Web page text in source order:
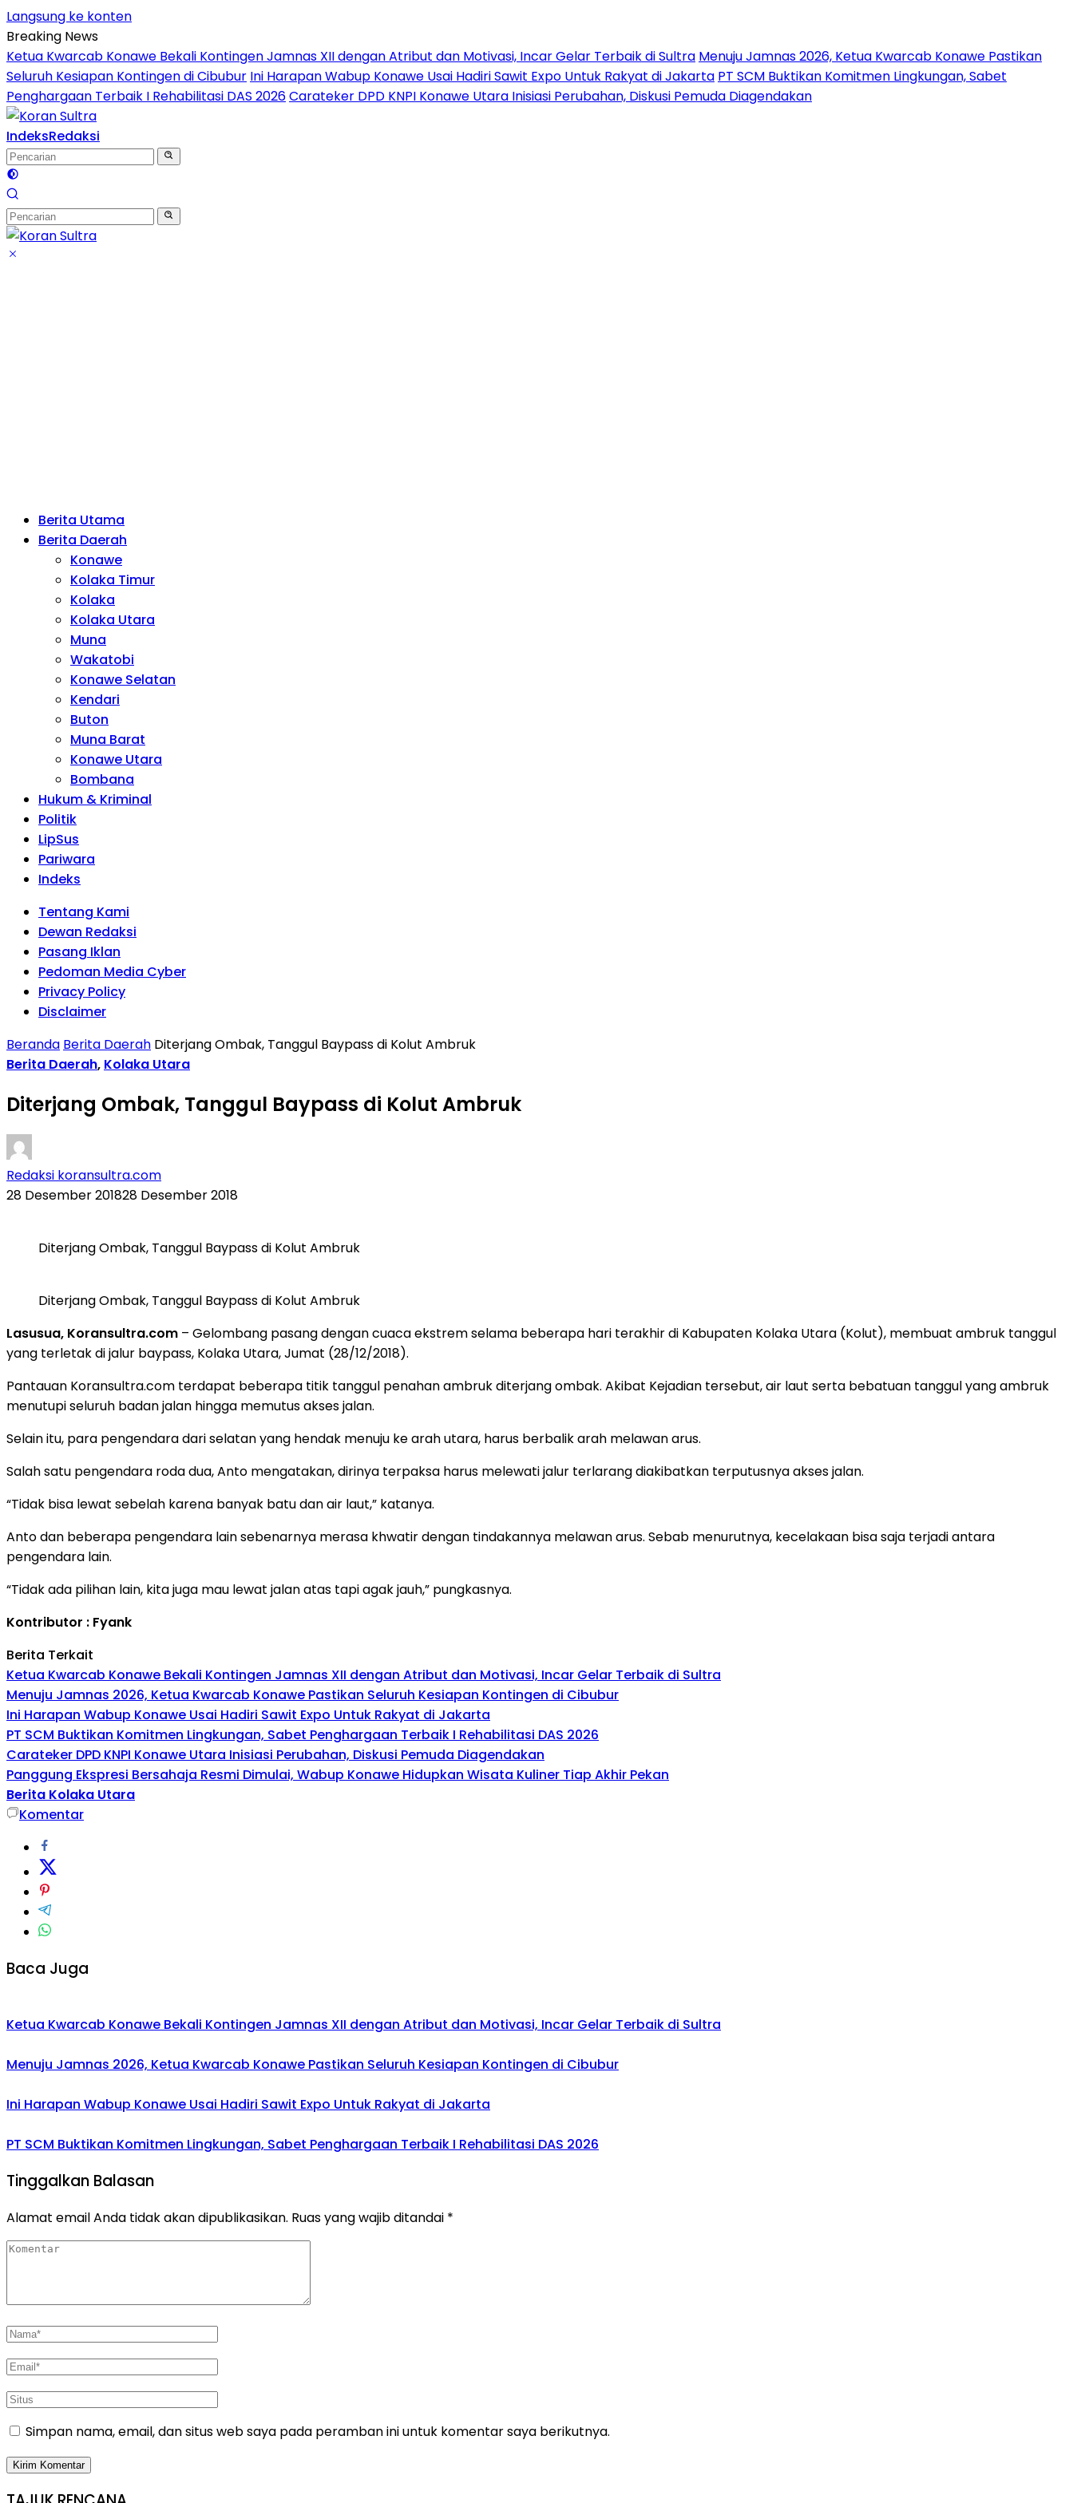
Langsung ke konten
Breaking News
Ketua Kwarcab Konawe Bekali Kontingen Jamnas XII dengan Atribut dan Motivasi, Incar Gelar Terbaik di Sultra Menuju Jamnas 2026, Ketua Kwarcab Konawe Pastikan
Seluruh Kesiapan Kontingen di Cibubur Ini Harapan Wabup Konawe Usai Hadiri Sawit Expo Untuk Rakyat di Jakarta PT SCM Buktikan Komitmen Lingkungan, Sabet
Penghargaan Terbaik I Rehabilitasi DAS 2026Carateker DPD KNPI Konawe Utara Inisiasi Perubahan, Diskusi Pemuda Diagendakan
IndeksRedaksi
Berita Utama
Berita Daerah
Konawe
Kolaka Timur
Kolaka
Kolaka Utara
Muna
Wakatobi
Konawe Selatan
Kendari
Buton
Muna Barat
Konawe Utara
Bombana
Hukum & Kriminal
Politik
LipSus
Pariwara
Indeks
Tentang Kami
Dewan Redaksi
Pasang Iklan
Pedoman Media Cyber
Privacy Policy
Disclaimer
Beranda Berita Daerah Diterjang Ombak, Tanggul Baypass di Kolut Ambruk
Berita Daerah, Kolaka Utara
Diterjang Ombak, Tanggul Baypass di Kolut Ambruk
Redaksi koransultra.com
28 Desember 201828 Desember 2018
Diterjang Ombak, Tanggul Baypass di Kolut Ambruk
Diterjang Ombak, Tanggul Baypass di Kolut Ambruk
Lasusua, Koransultra.com – Gelombang pasang dengan cuaca ekstrem selama beberapa hari terakhir di Kabupaten Kolaka Utara (Kolut), membuat ambruk tanggul
yang terletak di jalur baypass, Kolaka Utara, Jumat (28/12/2018).
Pantauan Koransultra.com terdapat beberapa titik tanggul penahan ambruk diterjang ombak. Akibat Kejadian tersebut, air laut serta bebatuan tanggul yang ambruk
menutupi seluruh badan jalan hingga memutus akses jalan.
Selain itu, para pengendara dari selatan yang hendak menuju ke arah utara, harus berbalik arah melawan arus.
Salah satu pengendara roda dua, Anto mengatakan, dirinya terpaksa harus melewati jalur terlarang diakibatkan terputusnya akses jalan.
“Tidak bisa lewat sebelah karena banyak batu dan air laut,” katanya.
Anto dan beberapa pengendara lain sebenarnya merasa khwatir dengan tindakannya melawan arus. Sebab menurutnya, kecelakaan bisa saja terjadi antara
pengendara lain.
“Tidak ada pilihan lain, kita juga mau lewat jalan atas tapi agak jauh,” pungkasnya.
Kontributor : Fyank
Berita Terkait
Ketua Kwarcab Konawe Bekali Kontingen Jamnas XII dengan Atribut dan Motivasi, Incar Gelar Terbaik di Sultra
Menuju Jamnas 2026, Ketua Kwarcab Konawe Pastikan Seluruh Kesiapan Kontingen di Cibubur
Ini Harapan Wabup Konawe Usai Hadiri Sawit Expo Untuk Rakyat di Jakarta
PT SCM Buktikan Komitmen Lingkungan, Sabet Penghargaan Terbaik I Rehabilitasi DAS 2026
Carateker DPD KNPI Konawe Utara Inisiasi Perubahan, Diskusi Pemuda Diagendakan
Panggung Ekspresi Bersahaja Resmi Dimulai, Wabup Konawe Hidupkan Wisata Kuliner Tiap Akhir Pekan
Berita Kolaka Utara
Komentar
Baca Juga
Ketua Kwarcab Konawe Bekali Kontingen Jamnas XII dengan Atribut dan Motivasi, Incar Gelar Terbaik di Sultra
Menuju Jamnas 2026, Ketua Kwarcab Konawe Pastikan Seluruh Kesiapan Kontingen di Cibubur
Ini Harapan Wabup Konawe Usai Hadiri Sawit Expo Untuk Rakyat di Jakarta
PT SCM Buktikan Komitmen Lingkungan, Sabet Penghargaan Terbaik I Rehabilitasi DAS 2026
Tinggalkan Balasan
Alamat email Anda tidak akan dipublikasikan. Ruas yang wajib ditandai *
Simpan nama, email, dan situs web saya pada peramban ini untuk komentar saya berikutnya.